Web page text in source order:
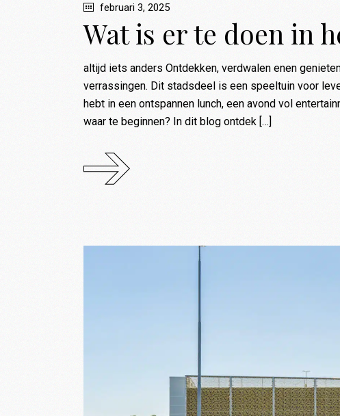
februari 3, 2025
Wat is er te doen in
altijd iets anders Ontdekken, verdwalen enen
verrassingen. Dit stadsdeel is een speeltuin voor
hebt in een ontspannen lunch, een avond vol
waar te beginnen? In dit blog ontdek […]